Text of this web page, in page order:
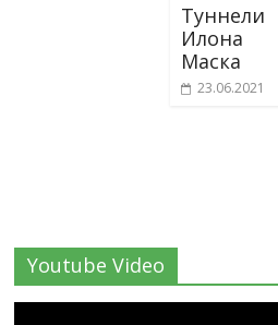
Туннели
Илона
Маска
23.06.2021
Youtube Video